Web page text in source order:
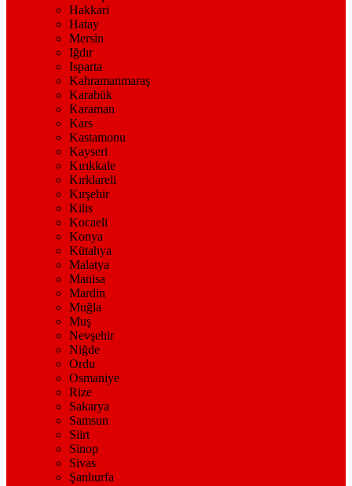
Hakkari
Hatay
Mersin
Iğdır
Isparta
Kahramanmaraş
Karabük
Karaman
Kars
Kastamonu
Kayseri
Kırıkkale
Kırklareli
Kırşehir
Kilis
Kocaeli
Konya
Kütahya
Malatya
Manisa
Mardin
Muğla
Muş
Nevşehir
Niğde
Ordu
Osmaniye
Rize
Sakarya
Samsun
Siirt
Sinop
Sivas
Şanlıurfa